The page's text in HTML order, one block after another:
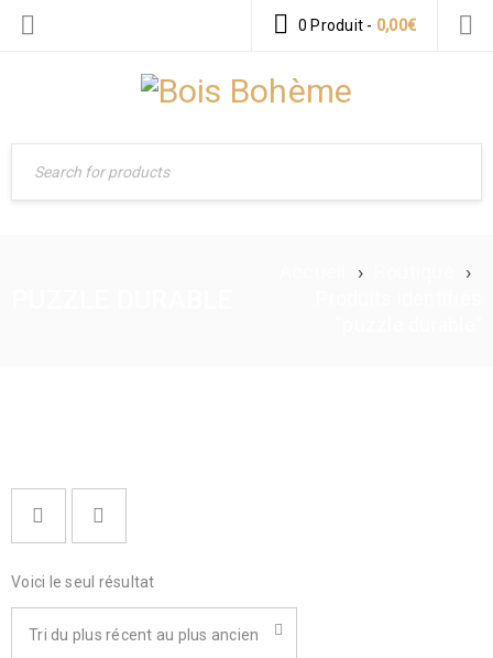
0 Produit - 0,00€
›
›
Voici le seul résultat
Tri du plus récent au plus ancien